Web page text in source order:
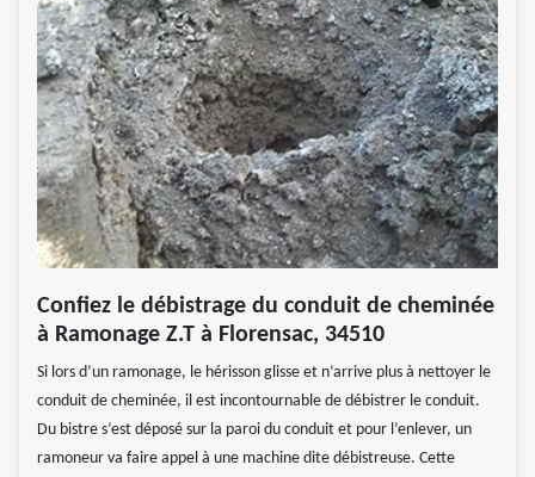
Confiez le débistrage du conduit de cheminée
à Ramonage Z.T à Florensac, 34510
Si lors d’un ramonage, le hérisson glisse et n’arrive plus à nettoyer le
conduit de cheminée, il est incontournable de débistrer le conduit.
Du bistre s’est déposé sur la paroi du conduit et pour l’enlever, un
ramoneur va faire appel à une machine dite débistreuse. Cette